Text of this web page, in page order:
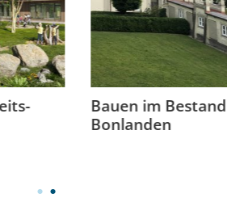
Bauen im Bestand -
Bonlanden